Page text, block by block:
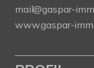
mail@gaspar-
www.gaspar-